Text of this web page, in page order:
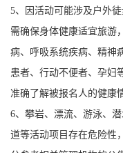
5、因活动可能涉及户外
需确保身体健康适宜旅游
病、呼吸系统疾病、精神
患者、行动不便者、孕妇
准确了解被报名人的健康
6、攀岩、漂流、游泳、
道等活动项目存在危险性